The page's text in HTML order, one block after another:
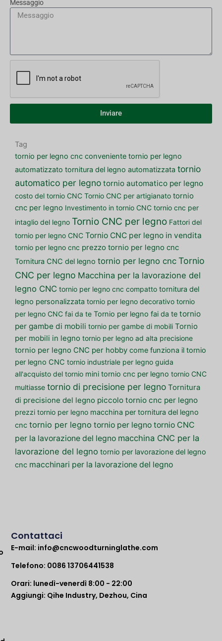
Messaggio
Inviare
Tag
tornio per legno cnc conveniente tornio per legno
automatizzato tornitura del legno automatizzata tornio
automatico per legno tornio automatico per legno
costo del tornio CNC Tornio CNC per artigianato tornio
cnc per legno Investimento in tornio CNC tornio cnc per
intaglio del legno Tornio CNC per legno Fattori del
tornio per legno CNC Tornio CNC per legno in vendita
tornio per legno cnc prezzo tornio per legno cnc
Tornitura CNC del legno tornio per legno cnc Tornio
CNC per legno Macchina per la lavorazione del
legno CNC tornio per legno cnc compatto tornitura del
legno personalizzata tornio per legno decorativo tornio
per legno CNC fai da te Tornio per legno fai da te tornio
per gambe di mobili tornio per gambe di mobili Tornio
per mobili in legno tornio per legno ad alta precisione
tornio per legno CNC per hobby come funziona il tornio
per legno CNC tornio industriale per legno guida
all'acquisto del tornio mini tornio cnc per legno tornio CNC
multiasse tornio di precisione per legno Tornitura
di precisione del legno piccolo tornio cnc per legno
prezzi tornio per legno macchina per tornitura del legno
cnc tornio per legno tornio per legno tornio CNC
per la lavorazione del legno macchina CNC per la
lavorazione del legno tornio per lavorazione del legno
cnc macchinari per la lavorazione del legno
Contattaci
E-mail: info@cncwoodturninglathe.com
Telefono: 0086 13706441538
Orari: lunedì-venerdì 8:00 - 22:00
Aggiungi: Qihe Industry, Dezhou, Cina